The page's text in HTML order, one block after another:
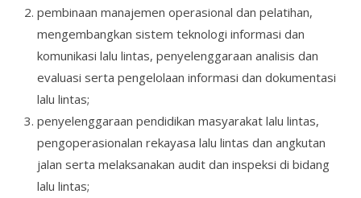
pembinaan manajemen operasional dan pelatihan,
mengembangkan sistem teknologi informasi dan
komunikasi lalu lintas, penyelenggaraan analisis dan
evaluasi serta pengelolaan informasi dan dokumentasi
lalu lintas;
penyelenggaraan pendidikan masyarakat lalu lintas,
pengoperasionalan rekayasa lalu lintas dan angkutan
jalan serta melaksanakan audit dan inspeksi di bidang
lalu lintas;